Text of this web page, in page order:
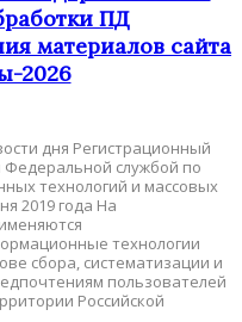
ПД
материалов сайта
2026
дня Регистрационный
службой по
технологий и массовых
2019 года На
технологии
сбора, систематизации и
пользователей
Российской